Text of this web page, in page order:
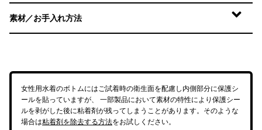
素材／お手入れ方法
女性用水着のボトムにはご試着時の衛生面を配慮し内側部分に保護シ
ールを貼っていますが、 一部製品において素材の特性により保護シー
ルを剥がした後に粘着剤が残ってしまうことがあります。そのような
場合は粘着剤を除去する方法をお試しください。